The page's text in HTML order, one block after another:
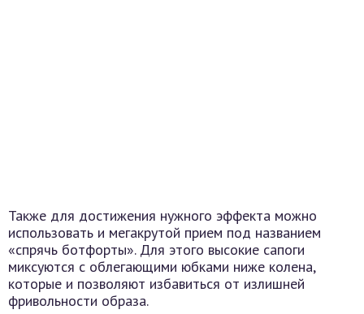
Также для достижения нужного эффекта можно
использовать и мегакрутой прием под названием
«спрячь ботфорты». Для этого высокие сапоги
миксуются с облегающими юбками ниже колена,
которые и позволяют избавиться от излишней
фривольности образа.